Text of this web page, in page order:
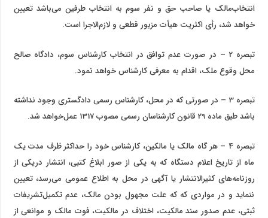
انتخاب‌مالک یا صاحب حق و نفر سوم به انتخاب طرفین می‌باشد تعیین
خواهد شد، رأی اکثریت هیأت مزبور قطعی و لازم‌الاجرا است.
‌تبصره 2 – در صورت عدم توافق در انتخاب کارشناس سوم، دادگاه صالح
محل وقوع ملک، اقدام به معرفی کارشناس خواهد نمود.
‌تبصره 3 – در صورتی که در محل، کارشناس رسمی دادگستری وجود نداشته
باشد طبق ماده 29 قانون کارشناسان رسمی مصوب 1317 عمل‌خواهد شد.
‌تبصره 4 – هر گاه مالک یا مالکین، کارشناس خود را حداکثر ظرف مدت یک
ماه از تاریخ اعلام دستگاه که به یکی از صور ابلاغ کتبی، انتشار در‌یکی از
روزنامه‌های کثیرالانتشار یا آگهی در محل به اطلاع عمومی می‌رسد، تعیین
ننماید و در مواردی که که علت مجهول بودن مالک، عدم تکمیل‌تشریفات
ثبتی، عدم صدور سند مالکیت، اختلاف در مالکیت، فوت مالک و موانعی از